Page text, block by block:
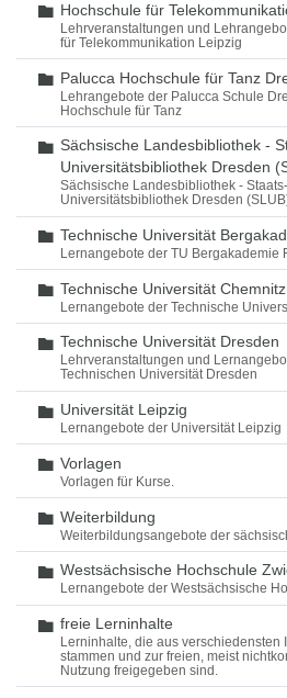
Ordner
Hochschule für
Lehrveranstaltungen und
für Telekommunikation Leipzig
Ordner
Palucca Hochschule für Tanz
Lehrangebote der Palucca Schule
Hochschule für Tanz
Ordner
Sächsische Landesbibliothek -
Universitätsbibliothek Dresden
Sächsische Landesbibliothek -
Universitätsbibliothek Dresden
Ordner
Technische Universität
Lernangebote der TU Bergakademie
Ordner
Technische Universität Chemnitz
Lernangebote der Technische
Ordner
Technische Universität Dresden
Lehrveranstaltungen und
Technischen Universität Dresden
Ordner
Universität Leipzig
Lernangebote der Universität Leipzig
Ordner
Vorlagen
Vorlagen für Kurse.
Ordner
Weiterbildung
Weiterbildungsangebote der
Ordner
Westsächsische Hochschule
Lernangebote der Westsächsische
Ordner
freie Lerninhalte
Lerninhalte, die aus verschiedensten
stammen und zur freien, meist
Nutzung freigegeben sind.